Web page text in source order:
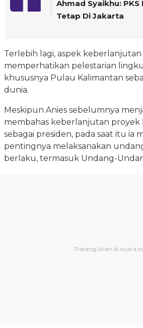
Ahmad Syaikhu:
Tetap Di Jakarta
Terlebih lagi, aspek
memperhatikan pelestarian
khususnya Pulau Kalimantan
dunia.
Meskipun Anies sebelumnya
membahas keberlanjutan proyek
sebagai presiden, pada saat itu ia
pentingnya melaksanakan
berlaku, termasuk Undang-